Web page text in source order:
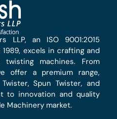
LLP, an ISO 9001:2015
excels in crafting and
twisting machines. From
offer a premium range,
Spun Twister, and
to innovation and quality
Machinery market.